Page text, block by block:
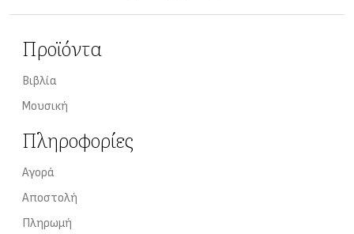
Προϊόντα
Βιβλία
Μουσική
Πληροφορίες
Αγορά
Αποστολή
Πληρωμή